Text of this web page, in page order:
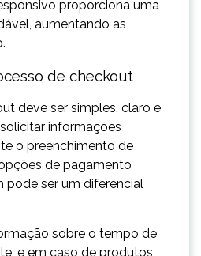
proporciona uma
aumentando as
de checkout
deve ser simples, claro e
informações
o preenchimento de
de pagamento
pode ser um diferencial
sobre o tempo de
e em caso de produtos